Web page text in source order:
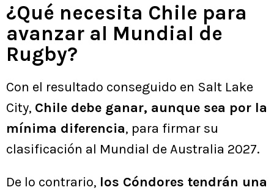
¿Qué necesita Chile para
avanzar al Mundial de
Rugby?
Con el resultado conseguido en Salt Lake
City, Chile debe ganar, aunque sea por la
mínima diferencia, para firmar su
clasificación al Mundial de Australia 2027.
De lo contrario, los Cóndores tendrán una